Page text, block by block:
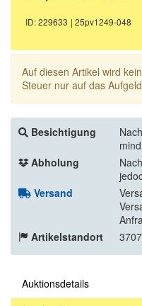
ID: 229633 | 25pv1249-048
Auf diesen Artikel wird
Steuer nur auf das Aufgeld
Besichtigung
Abholung
Versand
Artikelstandort
Auktionsdetails